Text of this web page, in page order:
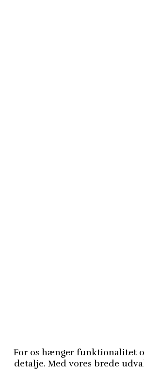
For os hænger funktionalitet
detalje. Med vores brede